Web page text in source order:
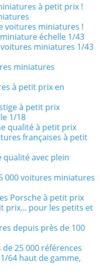
à petit prix !
voitures miniatures !
échelle 1/43
miniatures 1/43
miniatures
à petit prix en
à petit prix
1/18
qualité à petit prix
françaises à petit
qualité avec plein
000 voitures miniatures
Porsche à petit prix
prix... pour les petits et
depuis près de 100
25 000 références
64 haut de gamme,